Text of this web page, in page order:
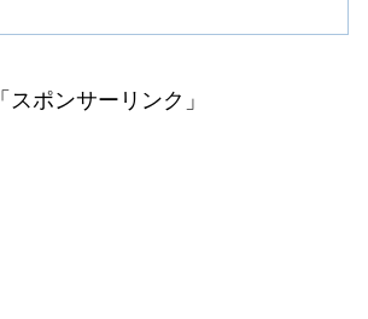
「スポンサーリンク」